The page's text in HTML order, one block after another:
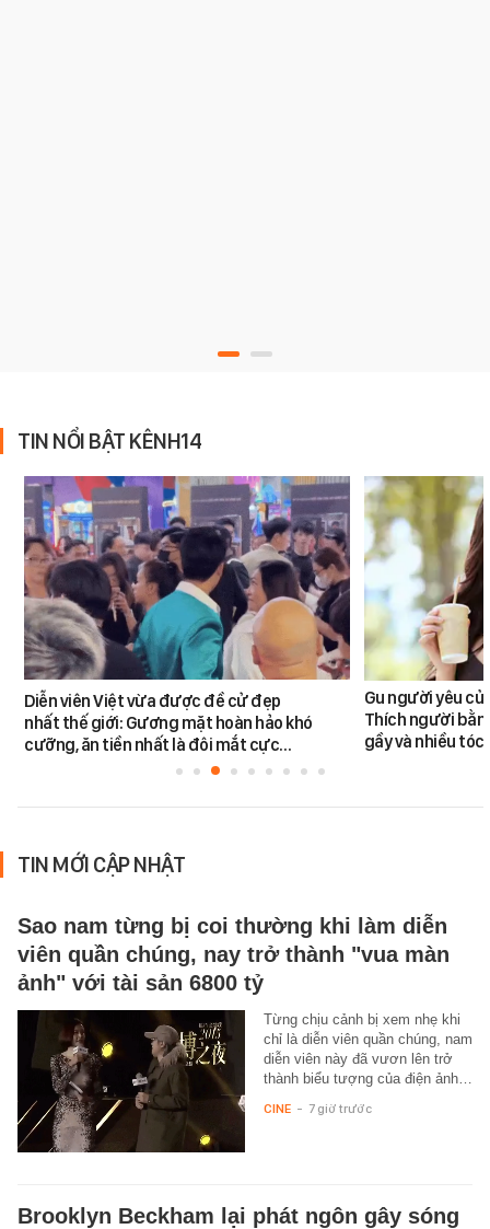
TIN NỔI BẬT KÊNH14
Diễn viên Việt vừa được đề cử đẹp
nhất thế giới: Gương mặt hoàn hảo khó
cưỡng, ăn tiền nhất là đôi mắt cực…
Gu người yêu
Thích người
gầy và nhiều tóc
TIN MỚI CẬP NHẬT
Sao nam từng bị coi thường khi làm diễn
viên quần chúng, nay trở thành "vua màn
ảnh" với tài sản 6800 tỷ
Từng chịu cảnh bị xem nhẹ khi
chỉ là diễn viên quần chúng, nam
diễn viên này đã vươn lên trở
thành biểu tượng của điện ảnh…
CINE - 7 giờ trước
Brooklyn Beckham lại phát ngôn gây sóng